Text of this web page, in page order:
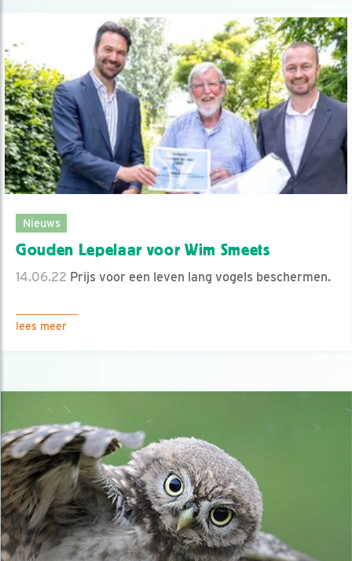
Nieuws
Gouden Lepelaar voor Wim Smeets
14.06.22 Prijs voor een leven lang vogels beschermen.
lees meer